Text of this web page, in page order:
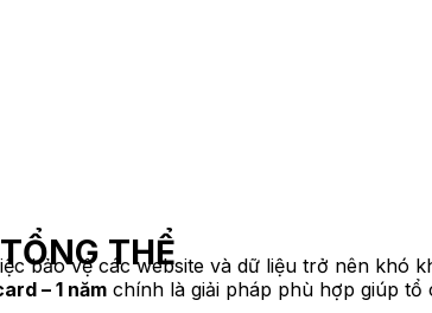
THỂ
bảo vệ các website và dữ liệu trở nên khó
– 1 năm chính là giải pháp phù hợp giúp tổ